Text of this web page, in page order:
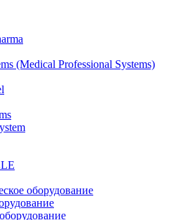
(Medical Professional Systems)
оборудование